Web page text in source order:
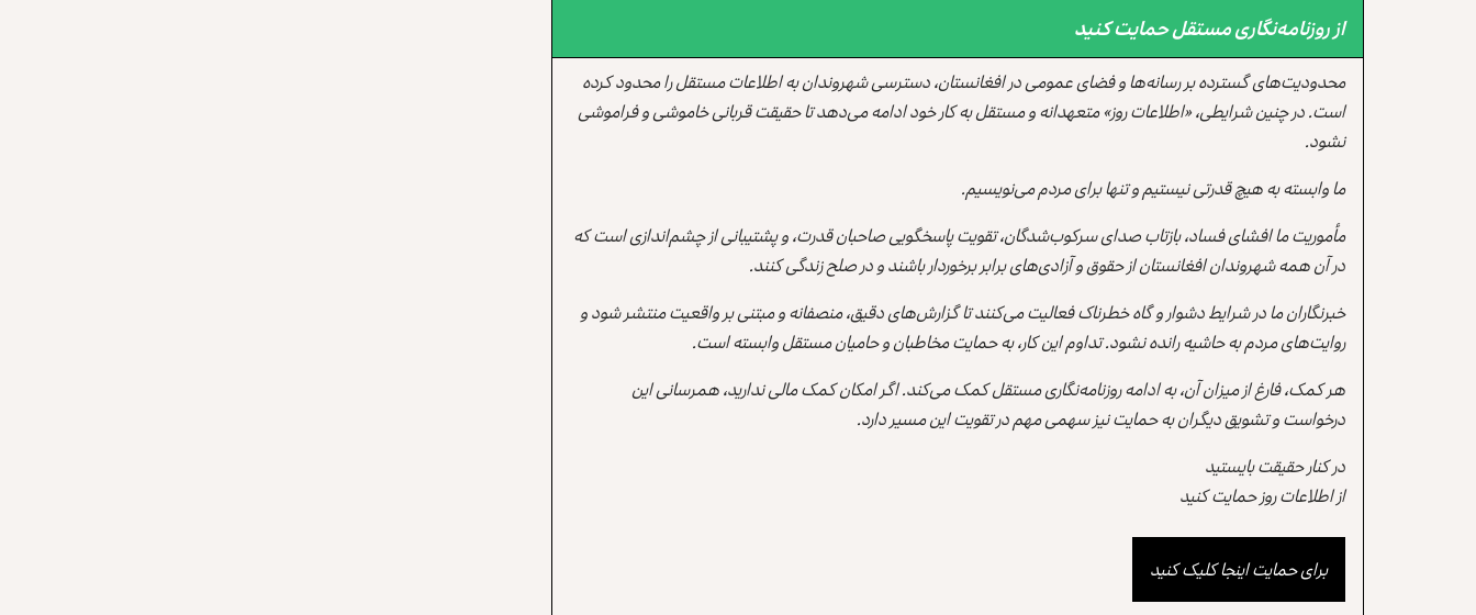
از روزنامه‌نگاری مستقل حمایت کنید
محدودیت‌های گسترده بر رسانه‌ها و فضای عمومی در افغانستان، دسترسی شهروندان به اطلاعات مستقل را محدود کرده
است. در چنین شرایطی، «اطلاعات روز» متعهدانه و مستقل به کار خود ادامه می‌دهد تا حقیقت قربانی خاموشی و فراموشی
نشود.
ما وابسته به هیچ قدرتی نیستیم و تنها برای مردم می‌نویسیم.
مأموریت ما افشای فساد، بازتاب صدای سرکوب‌شدگان، تقویت پاسخگویی صاحبان قدرت، و پشتیبانی از چشم‌اندازی است که
در آن همه شهروندان افغانستان از حقوق و آزادی‌های برابر برخوردار باشند و در صلح زندگی کنند.
خبرنگاران ما در شرایط دشوار و گاه خطرناک فعالیت می‌کنند تا گزارش‌های دقیق، منصفانه و مبتنی بر واقعیت منتشر شود و
روایت‌های مردم به حاشیه رانده نشود. تداوم این کار، به حمایت مخاطبان و حامیان مستقل وابسته است.
هر کمک، فارغ از میزان آن، به ادامه روزنامه‌نگاری مستقل کمک می‌کند. اگر امکان کمک مالی ندارید، همرسانی این
درخواست و تشویق دیگران به حمایت نیز سهمی مهم در تقویت این مسیر دارد.
در کنار حقیقت بایستید
از اطلاعات روز حمایت کنید
برای حمایت اینجا کلیک کنید